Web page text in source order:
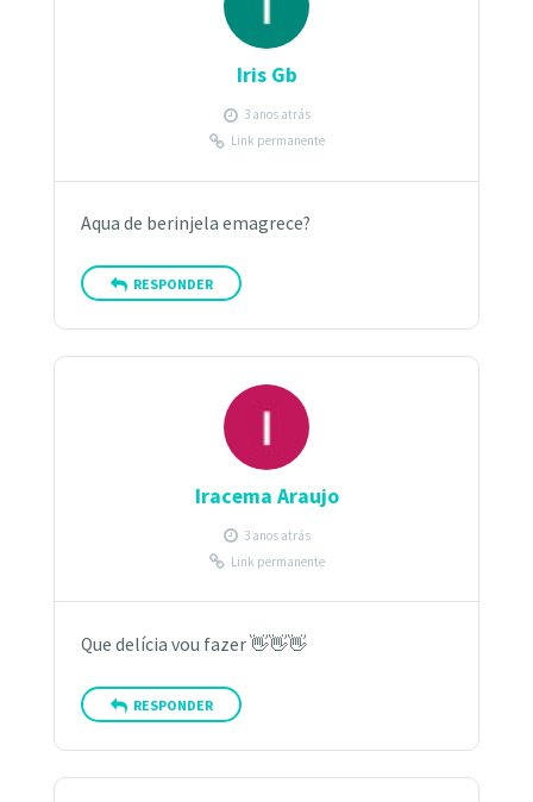
Iris Gb
3 anos atrás
Link permanente
Aqua de berinjela emagrece?
RESPONDER
Iracema Araujo
3 anos atrás
Link permanente
Que delícia vou fazer 👋👋👋
RESPONDER